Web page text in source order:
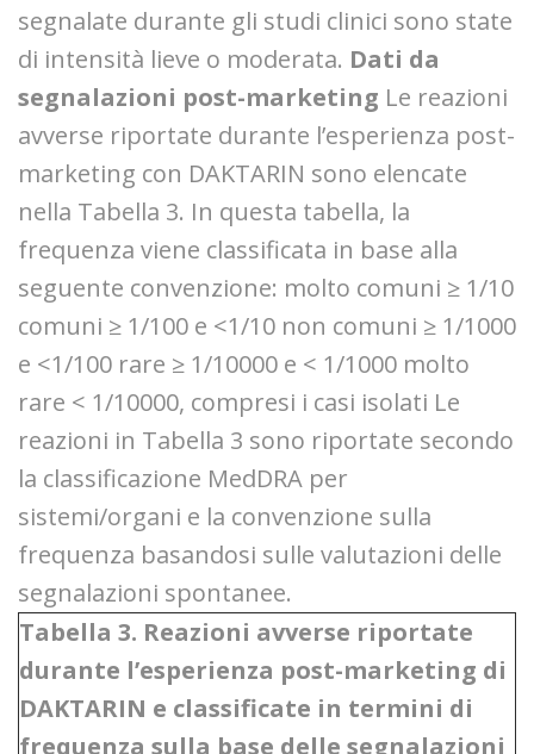
segnalate durante gli studi clinici sono state
di intensità lieve o moderata. Dati da
segnalazioni post-marketing Le reazioni
avverse riportate durante l’esperienza post-
marketing con DAKTARIN sono elencate
nella Tabella 3. In questa tabella, la
frequenza viene classificata in base alla
seguente convenzione: molto comuni ≥ 1/10
comuni ≥ 1/100 e <1/10 non comuni ≥ 1/1000
e <1/100 rare ≥ 1/10000 e < 1/1000 molto
rare < 1/10000, compresi i casi isolati Le
reazioni in Tabella 3 sono riportate secondo
la classificazione MedDRA per
sistemi/organi e la convenzione sulla
frequenza basandosi sulle valutazioni delle
segnalazioni spontanee.
Tabella 3. Reazioni avverse riportate
durante l’esperienza post-marketing di
DAKTARIN e classificate in termini di
frequenza sulla base delle segnalazioni